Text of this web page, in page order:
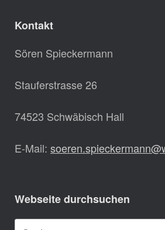
Kontakt
Sören Spieckermann
Stauferstrasse 26
74523 Schwäbisch Hall
E-Mail:
Webseite durchsuchen
Suche